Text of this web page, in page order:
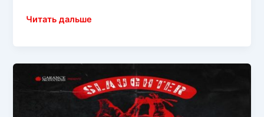
Интервью
с
DJ
Drama
Читать дальше